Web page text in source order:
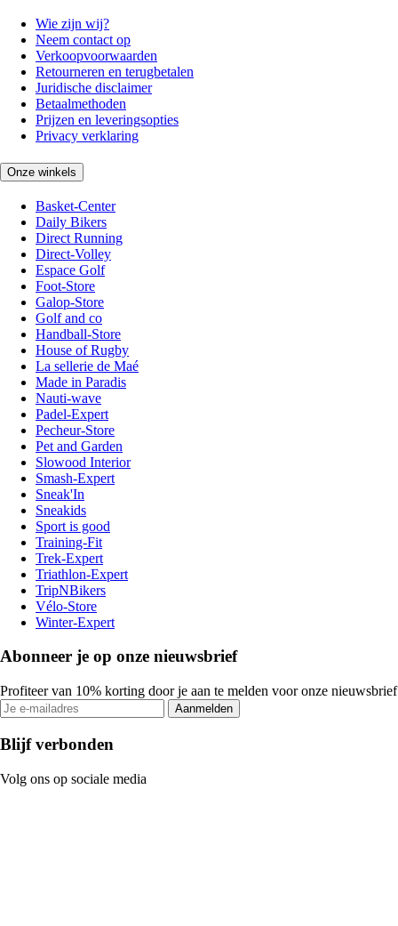
Wie zijn wij?
Neem contact op
Verkoopvoorwaarden
Retourneren en terugbetalen
Juridische disclaimer
Betaalmethoden
Prijzen en leveringsopties
Privacy verklaring
Onze winkels
Basket-Center
Daily Bikers
Direct Running
Direct-Volley
Espace Golf
Foot-Store
Galop-Store
Golf and co
Handball-Store
House of Rugby
La sellerie de Maé
Made in Paradis
Nauti-wave
Padel-Expert
Pecheur-Store
Pet and Garden
Slowood Interior
Smash-Expert
Sneak'In
Sneakids
Sport is good
Training-Fit
Trek-Expert
Triathlon-Expert
TripNBikers
Vélo-Store
Winter-Expert
Abonneer je op onze nieuwsbrief
Profiteer van 10% korting door je aan te melden voor onze nieuwsbrief
Aanmelden
Blijf verbonden
Volg ons op sociale media